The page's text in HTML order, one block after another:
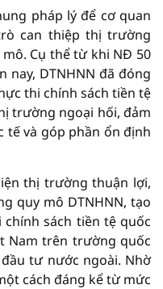
pháp lý để cơ quan
can thiệp thị trường
Cụ thể từ khi NĐ 50
nay, DTNHNN đã đóng
thi chính sách tiền tệ
trường ngoại hối, đảm
tế và góp phần ổn định
thị trường thuận lợi,
quy mô DTNHNN, tạo
sách tiền tệ quốc
Nam trên trường quốc
tư nước ngoài. Nhờ
cách đáng kể từ mức